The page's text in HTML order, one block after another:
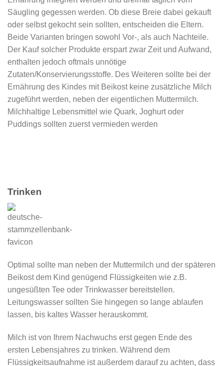
Säugling gegessen werden. Ob diese Breie dabei gekauft
oder selbst gekocht sein sollten, entscheiden die Eltern.
Beide Varianten bringen sowohl Vor-, als auch Nachteile.
Der Kauf solcher Produkte erspart zwar Zeit und Aufwand,
enthalten jedoch oftmals unnötige
Zutaten/Konservierungsstoffe. Des Weiteren sollte bei der
Ernährung des Kindes mit Beikost keine zusätzliche Milch
zugeführt werden, neben der eigentlichen Muttermilch.
Milchhaltige Lebensmittel wie Quark, Joghurt oder
Puddings sollten zuerst vermieden werden
Trinken
Optimal sollte man neben der Muttermilch und der späteren
Beikost dem Kind genügend Flüssigkeiten wie z.B.
ungesüßten Tee oder Trinkwasser bereitstellen.
Leitungswasser sollten Sie hingegen so lange ablaufen
lassen, bis kaltes Wasser herauskommt.
Milch ist von Ihrem Nachwuchs erst gegen Ende des
ersten Lebensjahres zu trinken. Während dem
Flüssigkeitsaufnahme ist außerdem darauf zu achten, dass